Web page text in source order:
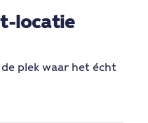
locatie
plek waar het écht